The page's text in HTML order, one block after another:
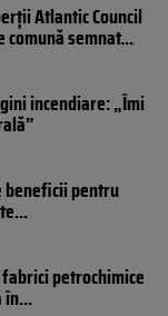
Atlantic Council
semnat...
incendiare: „Îmi
beneficii pentru
petrochimice
în...